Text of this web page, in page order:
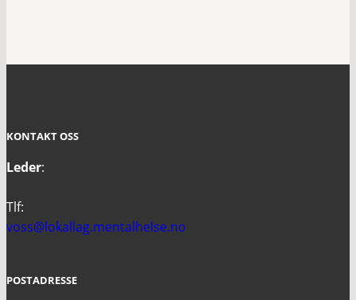
KONTAKT OSS
Leder:
Tlf:
voss@lokallag.mentalhelse.no
POSTADRESSE